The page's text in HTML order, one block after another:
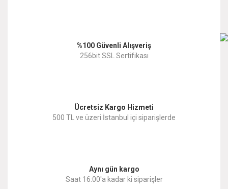
Ürün fiyatı diğer sitelerden daha pahalı.
%100 Güvenli Alışveriş
256bit SSL Sertifikası
Ücretsiz Kargo Hizmeti
500 TL ve üzeri İstanbul içi siparişlerde
Aynı gün kargo
Saat 16:00'a kadar ki siparişler